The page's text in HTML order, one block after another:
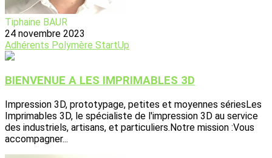
Tiphaine BAUR
24 novembre 2023
Adhérents Polymère StartUp
BIENVENUE A LES IMPRIMABLES 3D
Impression 3D, prototypage, petites et moyennes sériesLes
Imprimables 3D, le spécialiste de l'impression 3D au service
des industriels, artisans, et particuliers.Notre mission :Vous
accompagner...